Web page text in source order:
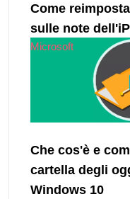
Come
sulle note
Microsoft
Che cos'è e
cartella degli
Windows 10